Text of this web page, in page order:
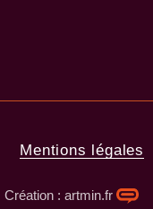
Mentions légales
Création : artmin.fr​